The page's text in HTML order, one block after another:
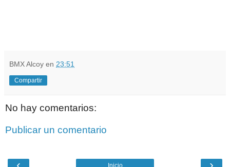
BMX Alcoy en 23:51
Compartir
No hay comentarios:
Publicar un comentario
Inicio